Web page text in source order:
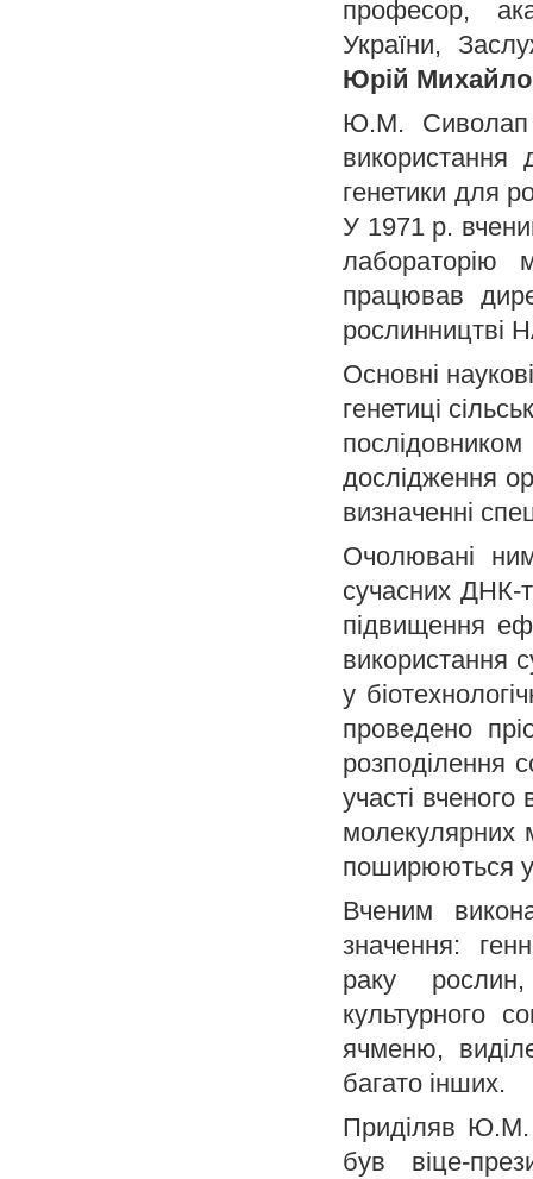
професор,
України,
Юрій
Ю.М. Сиволап
використання
генетики для
У 1971 р.
лабораторію
працював
рослинництві
Основні
генетиці
дослідження
визначенні
Очолювані
сучасних ДНК-
підвищення
використання
у
проведено
розподілення
участі
молекулярних
поширюються
Вченим
значення:
раку
культурного
ячменю,
багато інших.
Приділяв Ю.М.
був віце-